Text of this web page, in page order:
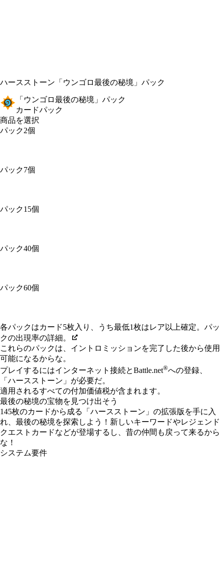
ハースストーン 「ウンゴロ最後の秘境」パック
「ウンゴロ最後の秘境」パック
カードパック
商品を選択
パック2個
パック7個
パック15個
パック40個
パック60個
Available actions
各パックはカード5枚入り、うち最低1枚はレア以上確定。パッ
クの出現率の詳細。
これらのパックは、イントロミッションを完了した後から使用
可能になるからな。
プレイするにはインターネット接続とBattle.net®への登録、
「ハー​スストーン​」が必要だ。
適用されるすべての付加価値税が含まれます。
最後の秘境の宝物を見つけ出そう
145枚のカードから成る「ハースストーン」の拡張版を手に入
れ、最後の秘境を探索しよう！新しいキーワードやレジェンド
クエストカードなどが登場するし、昔の仲間も戻って来るから
な！
システム要件